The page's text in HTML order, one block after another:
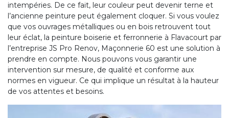
intempéries. De ce fait, leur couleur peut devenir terne et
l’ancienne peinture peut également cloquer. Si vous voulez
que vos ouvrages métalliques ou en bois retrouvent tout
leur éclat, la peinture boiserie et ferronnerie à Flavacourt par
l’entreprise JS Pro Renov, Maçonnerie 60 est une solution à
prendre en compte. Nous pouvons vous garantir une
intervention sur mesure, de qualité et conforme aux
normes en vigueur. Ce qui implique un résultat à la hauteur
de vos attentes et besoins.